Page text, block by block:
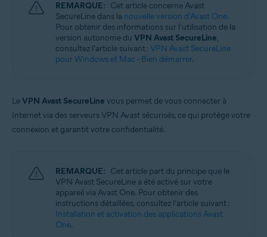
Avast One
VPN Avast SecureLine
Systèmes d'exploitation:
REMARQUE: Cet article concerne Avast
SecureLine dans la nouvelle version d'Avast One.
Pour obtenir des informations sur l'utilisation de la
version autonome du VPN Avast SecureLine,
consultez l'article suivant : VPN Avast SecureLine
pour Windows et Mac - Bien démarrer.
LeVPN Avast SecureLine vous permet de vous connecter à
Internet via des serveurs VPN Avast sécurisés, ce qui protège votre
connexion et garantit votre confidentialité.
REMARQUE: Cet article part du principe que le
VPN Avast SecureLine a été activé sur votre
appareil via Avast One. Pour obtenir des
instructions détaillées, consultez l’article suivant :
Installation et activation des applications Avast
One.